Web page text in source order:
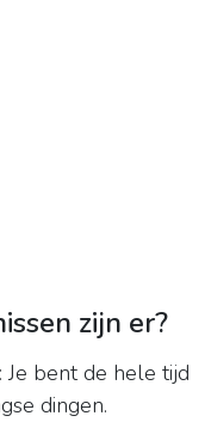
zijn er?
: Je bent de hele tijd
dingen.